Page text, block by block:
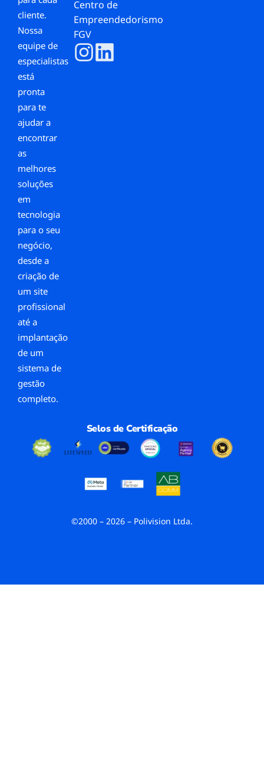
cliente.
Nossa
equipe de
especialistas
está
pronta
para te
ajudar a
encontrar
as
melhores
soluções
em
tecnologia
para o seu
negócio,
desde a
criação de
um site
profissional
até a
implantação
de um
sistema de
gestão
completo.
Centro de
Empreendedorismo
FGV
Selos de Certificação
©2000 – 2026 – Polivision Ltda.